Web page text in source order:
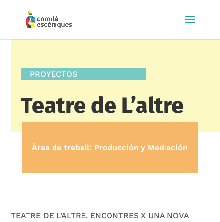
PROYECTOS
Teatre de L’altre
Àrea de treball: Producción y Mediación
TEATRE DE L’ALTRE. ENCONTRES X UNA NOVA